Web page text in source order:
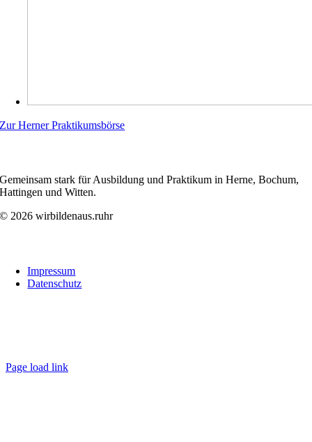
Zur Herner Praktikumsbörse
Gemeinsam stark für Ausbildung und Praktikum in Herne, Bochum,
Hattingen und Witten.
© 2026 wirbildenaus.ruhr
Impressum
Datenschutz
Page load link